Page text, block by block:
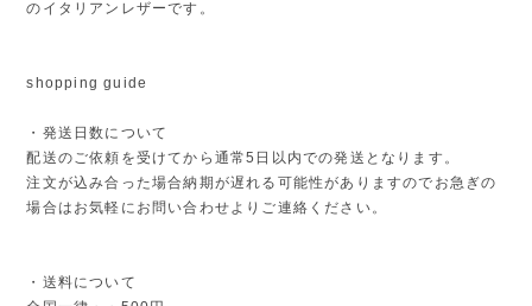
のイタリアンレザーです。
shopping guide
・発送日数について
配送のご依頼を受けてから通常5日以内での発送となります。
注文が込み合った場合納期が遅れる可能性がありますのでお急ぎの
場合はお気軽にお問い合わせよりご連絡ください。
・送料について